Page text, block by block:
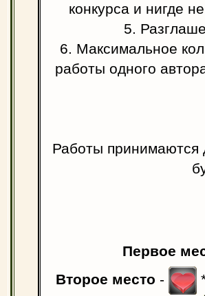
конкурса и нигде
5.
6. Максимальное
работы одного
Работы принимаются
Первое
Второе место -